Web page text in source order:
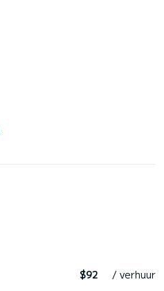
$92 / verhuur